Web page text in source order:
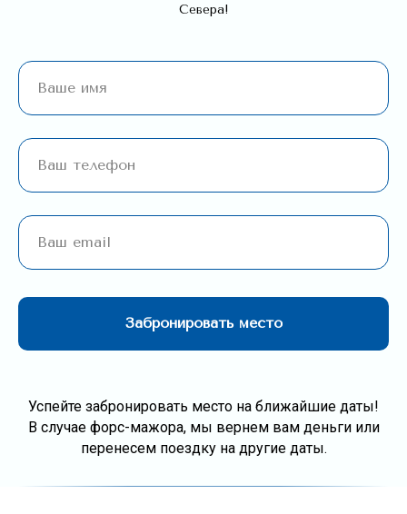
Севера!
Забронировать место
Успейте забронировать место на ближайшие даты!
В случае форс-мажора, мы вернем вам деньги или
перенесем поездку на другие даты.